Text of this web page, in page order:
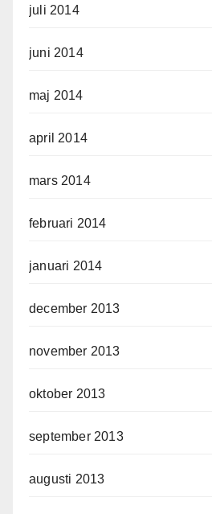
juli 2014
juni 2014
maj 2014
april 2014
mars 2014
februari 2014
januari 2014
december 2013
november 2013
oktober 2013
september 2013
augusti 2013